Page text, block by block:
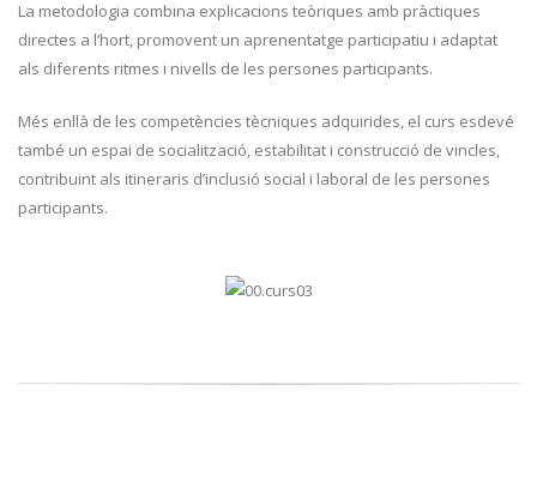
La metodologia combina explicacions teòriques amb pràctiques
directes a l’hort, promovent un aprenentatge participatiu i adaptat
als diferents ritmes i nivells de les persones participants.
Més enllà de les competències tècniques adquirides, el curs esdevé
també un espai de socialització, estabilitat i construcció de vincles,
contribuint als itineraris d’inclusió social i laboral de les persones
participants.